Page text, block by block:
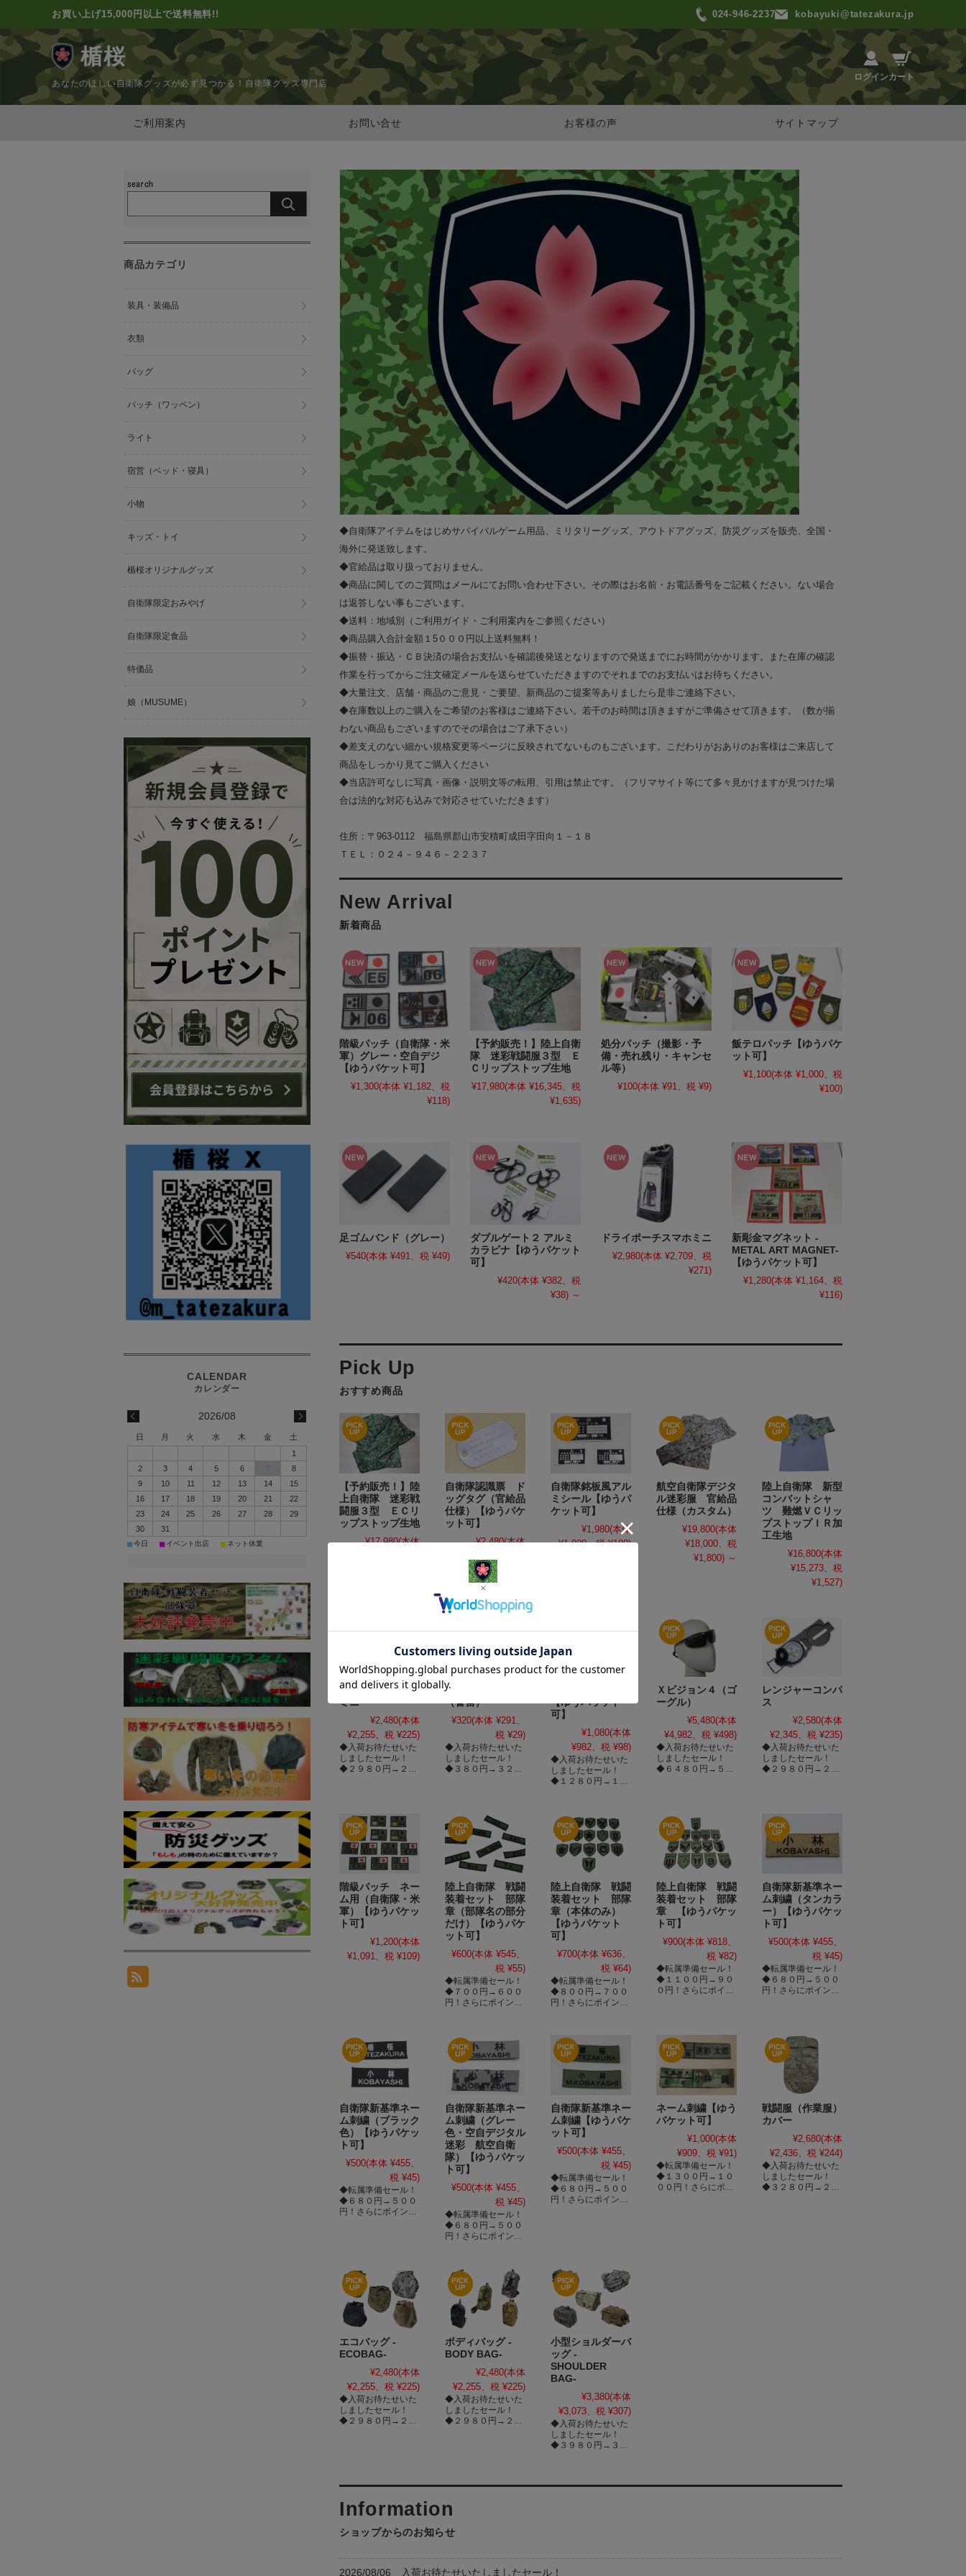
お買い上げ15,000円以上で送料無料!! 024-946-2237 kobayuki@tatezakura.jp
楯桜
あなたのほしい自衛隊グッズが必ず見つかる！ 自衛隊グッズ専門店
ログインカート
ご利用案内 お問い合せ お客様の声 サイトマップ
◆自衛隊アイテムをはじめサバイバルゲーム用品、ミリタリーグッズ、アウトドアグッズ、防災グッズを販売、全国・
海外に発送致します。
◆官給品は取り扱っておりません。
◆商品に関してのご質問はメールにてお問い合わせ下さい。その際はお名前・お電話番号をご記載ください。ない場合
は返答しない事もございます。
◆送料：地域別（ご利用ガイド・ご利用案内をご参照ください）
◆商品購入合計金額１5０００円以上送料無料！
◆振替・振込・ＣＢ決済の場合お支払いを確認後発送となりますので発送までにお時間がかかります。また在庫の確認
作業を行ってからご注文確定メールを送らせていただきますのでそれまでのお支払いはお待ちください。
◆大量注文、店舗・商品のご意見・ご要望、新商品のご提案等ありましたら是非ご連絡下さい。
◆在庫数以上のご購入をご希望のお客様はご連絡下さい。若干のお時間は頂きますがご準備させて頂きます。（数が揃
わない商品もございますのでその場合はご了承下さい）
◆差支えのない細かい規格変更等ページに反映されてないものもございます。こだわりがおありのお客様はご来店して
商品をしっかり見てご購入ください
◆当店許可なしに写真・画像・説明文等の転用、引用は禁止です。（フリマサイト等にて多々見かけますが見つけた場
合は法的な対応も込みで対応させていただきます）
住所：〒963-0112 福島県郡山市安積町成田字田向１－１８
ＴＥＬ：０２４－９４６－２２３７
新着商品
階級パッチ（自衛隊・米
軍）グレー・空自デジ
【ゆうパケット可】
¥1,300(本体 ¥1,182、税
¥118)
【予約販売！】陸上自衛
隊 迷彩戦闘服３型 Ｅ
Ｃリップストップ生地
¥17,980(本体 ¥16,345、税
¥1,635)
処分パッチ（撮影・予
備・売れ残り・キャンセ
ル等）
¥100(本体 ¥91、税 ¥9)
飯テロパッチ【ゆうパケ
ット可】
¥1,100(本体 ¥1,000、税
¥100)
足ゴムバンド（グレー）
¥540(本体 ¥491、税 ¥49)
ダブルゲート２ アルミ
カラビナ【ゆうパケット
可】
¥420(本体 ¥382、税
¥38) ～
ドライポーチスマホミニ
¥2,980(本体 ¥2,709、税
¥271)
新彫金マグネット -
METAL ART MAGNET-
【ゆうパケット可】
¥1,280(本体 ¥1,164、税
¥116)
おすすめ商品
【予約販売！】陸
上自衛隊 迷彩戦
闘服３型 ＥＣリ
ップストップ生地
¥17,980(本体
自衛隊認識票 ド
ッグタグ（官給品
仕様）【ゆうパケ
ット可】
¥2,480(本体
自衛隊銘板風アル
ミシール【ゆうパ
ケット可】
¥1,980(本体
¥1,800、税 ¥180)
航空自衛隊デジタ
ル迷彩服 官給品
仕様（カスタム）
¥19,800(本体
¥18,000、税
¥1,800) ～
陸上自衛隊 新型
コンバットシャ
ツ 難燃ＶＣリッ
プストップＩＲ加
工生地
¥16,800(本体
¥15,273、税
¥1,527)
ボストンバッグ
ミニ
¥2,480(本体
¥2,255、税 ¥225)
◆入荷お待たせいた
しましたセール！
◆２９８０円→２４
◆ミニボストンバッ
グ！
◆メインのポケット
と前面にサブポケッ
トがありますので若
ンに、財布や携帯な
ど小さいものをサブ
に。
◆付属のバンドを使
用しますと肩掛けに
できますのでショル
ダーとしてもご使用
いただけます。
衛隊デジタル迷彩・
海自迷彩の３種類を
ご用意。
◆サイズ：約３０×
１２×２０ｃｍ
は文字刺繍いたしま
す。
◆写真で言うところ
の自衛隊部分に全角
４文字以内で刺繍い
たします。（Ｉハー
トの部分は変更不
可。無くすことは可
能）
◆刺繍をしてあなた
（チーム）だけのボ
黒・赤・青・黄色）
でしたら対応できま
すのでその際は通信
欄にてご指示くださ
い。
◆書体（楷書・明
朝・ゴシック等）も
変えれますのでその
絡ください。※指示
がない場合はゴシッ
ク
※刺繍注文された場
合はキャンセル・返
品等一切お受けでき
ＯＤホイッスル
（警笛）
¥320(本体 ¥291、
税 ¥29)
◆入荷お待たせいた
しましたセール！
◆３８０円→３２０
【ゆうパッケト
可】
¥1,080(本体
¥982、税 ¥98)
◆入荷お待たせいた
しましたセール！
◆１２８０円→１０
できません
◆大きく厚い迷彩柄
の肩パット！
◆肩に負担がかかる
物に使用すればその
す。
◆パットの付いてい
ないリュックサッ
ク、ショルダーバッ
グなどに！
◆約３ｃｍもあるク
ッションがあなたの
負担を和らげます。
◆裏面メッシュ加工
※ゆうパケット対応
商品：複数ご注文
（厚さ３ｃｍ以上）
ます。ご理解・ご了
承よろしくお願いい
たします。
Ｘビジョン４（ゴ
ーグル）
¥5,480(本体
¥4,982、税 ¥498)
◆入荷お待たせいた
しましたセール！
◆６４８０円→５４
レンジャーコンパ
ス
¥2,580(本体
¥2,345、税 ¥235)
◆入荷お待たせいた
しましたセール！
◆２９８０円→２５
階級パッチ ネー
ム用（自衛隊・米
軍）【ゆうパケッ
ト可】
¥1,200(本体
¥1,091、税 ¥109)
陸上自衛隊 戦闘
装着セット 部隊
章（部隊名の部分
だけ）【ゆうパケ
ット可】
¥600(本体 ¥545、
税 ¥55)
◆転属準備セール！
◆７００円→６００
円！さらにポイント
陸上自衛隊 戦闘
装着セット 部隊
章（本体のみ）
【ゆうパケット
可】
¥700(本体 ¥636、
税 ¥64)
◆転属準備セール！
◆８００円→７００
円！さらにポイント
陸上自衛隊 戦闘
装着セット 部隊
章 【ゆうパケッ
ト可】
¥900(本体 ¥818、
税 ¥82)
◆転属準備セール！
◆１１００円→９０
０円！さらにポイン
自衛隊新基準ネー
ム刺繍（タンカラ
ー）【ゆうパケッ
ト可】
¥500(本体 ¥455、
税 ¥45)
◆転属準備セール！
◆６８０円→５００
円！さらにポイント
自衛隊新基準ネー
ム刺繍（ブラック
色）【ゆうパケッ
ト可】
¥500(本体 ¥455、
税 ¥45)
◆転属準備セール！
◆６８０円→５００
円！さらにポイント
自衛隊新基準ネー
ム刺繍（グレー
色・空自デジタル
迷彩 航空自衛
隊）【ゆうパケッ
ト可】
¥500(本体 ¥455、
税 ¥45)
◆転属準備セール！
◆６８０円→５００
円！さらにポイント
自衛隊新基準ネー
ム刺繍【ゆうパケ
ット可】
¥500(本体 ¥455、
税 ¥45)
◆転属準備セール！
◆６８０円→５００
円！さらにポイント
ネーム刺繍【ゆう
パケット可】
¥1,000(本体
¥909、税 ¥91)
◆転属準備セール！
◆１３００円→１０
００円！さらにポイ
戦闘服（作業服）
カバー
¥2,680(本体
¥2,436、税 ¥244)
◆入荷お待たせいた
しましたセール！
◆３２８０円→２６
エコバッグ -
ECOBAG-
¥2,480(本体
¥2,255、税 ¥225)
◆入荷お待たせいた
しましたセール！
◆２９８０円→２４
ボディバッグ -
BODY BAG-
¥2,480(本体
¥2,255、税 ¥225)
◆入荷お待たせいた
しましたセール！
◆２９８０円→２４
小型ショルダーバ
ッグ -
SHOULDER
BAG-
¥3,380(本体
¥3,073、税 ¥307)
◆入荷お待たせいた
しましたセール！
◆３９８０円→３３
ショップからのお知らせ
2026/08/06 入荷お待たせいたしましたセール！
商品カテゴリ
装具・装備品
衣類
バッグ
パッチ（ワッペン）
ライト
宿営（ベッド・寝具）
小物
キッズ・トイ
楯桜オリジナルグッズ
自衛隊限定おみやげ
自衛隊限定食品
特価品
娘（MUSUME）
2026/08
日 月 火 水 木 金
土
1
2
3 4 5 6 7
8
9
10 11 12 13 14
15
16
17 18 19 20 21
22
23
24 25 26 27 28
29
30
31
■今日 ■ イベント出店 ■ ネット休業